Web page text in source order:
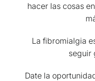
hacer las cosas
La fibromialgia
seguir
Date la